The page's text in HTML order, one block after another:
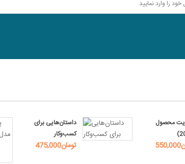
داستان‌هایی برای
کسب‌وکار
475,000تومان
محصول